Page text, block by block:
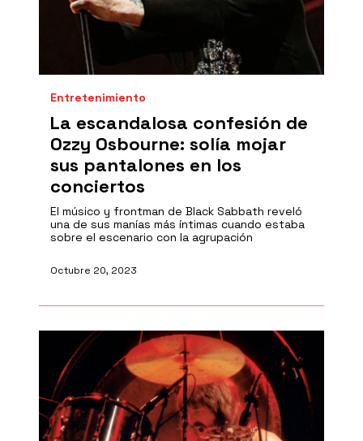
Entretenimiento
La escandalosa confesión de
Ozzy Osbourne: solía mojar
sus pantalones en los
conciertos
El músico y frontman de Black Sabbath reveló
una de sus manías más íntimas cuando estaba
sobre el escenario con la agrupación
Octubre 20, 2023